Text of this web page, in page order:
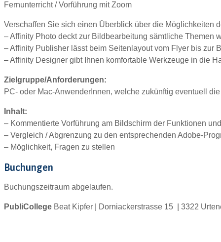
Fernunterricht / Vorführung mit Zoom
Verschaffen Sie sich einen Überblick über die Möglichkeiten
– Affinity Photo deckt zur Bildbearbeitung sämtliche Themen
– Affinity Publisher lässt beim Seitenlayout vom Flyer bis zur
– Affinity Designer gibt Ihnen komfortable Werkzeuge in die
Zielgruppe/Anforderungen:
PC- oder Mac-AnwenderInnen, welche zukünftig eventuell
Inhalt:
– Kommentierte Vorführung am Bildschirm der Funktionen
– Vergleich / Abgrenzung zu den entsprechenden Adobe-
– Möglichkeit, Fragen zu stellen
Buchungen
Buchungszeitraum abgelaufen.
PubliCollege Beat Kipfer | Dorniackerstrasse 15 | 3322